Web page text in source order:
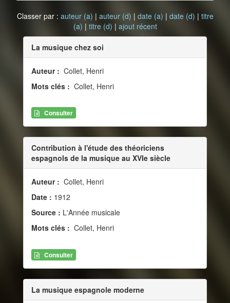
Classer par : auteur (a) | auteur (d) | date (a) | date (d) | titre
(a) | titre (d) | ajout récent
La musique chez soi
Auteur : Collet, Henri
Mots clés : Collet, Henri
Consulter
Contribution à l'étude des théoriciens
espagnols de la musique au XVIe siècle
Auteur : Collet, Henri
Date : 1912
Source : L'Année musicale
Mots clés : Collet, Henri
Consulter
La musique espagnole moderne